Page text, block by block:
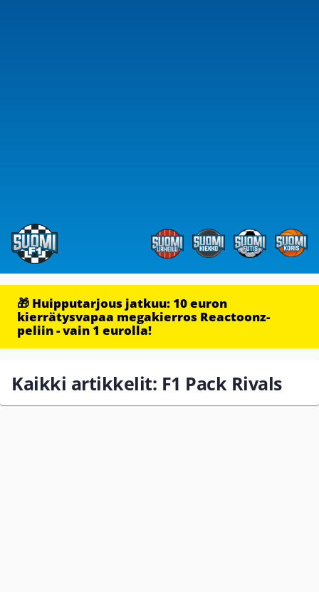
🎁 Huipputarjous jatkuu: 10 euron
kierrätysvapaa megakierros Reactoonz-
peliin - vain 1 eurolla!
Kaikki artikkelit: F1 Pack Rivals